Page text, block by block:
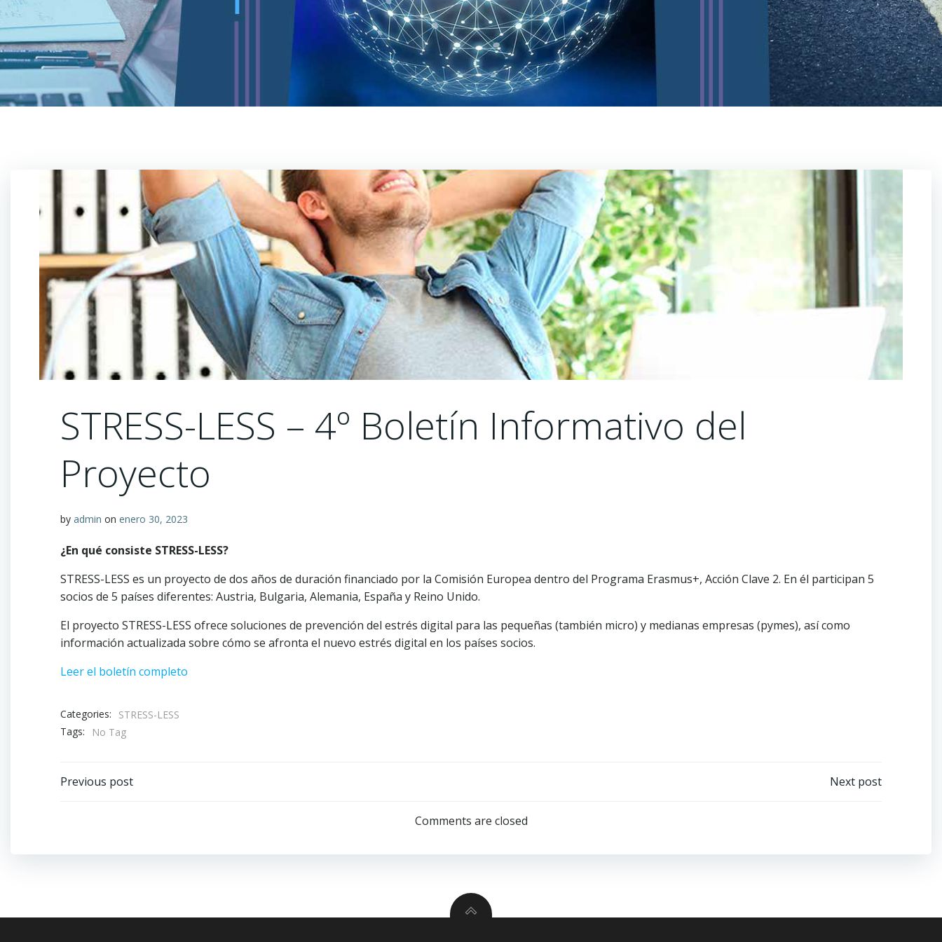
STRESS-LESS – 4º Boletín Informativo del
Proyecto
by admin on enero 30, 2023
¿En qué consiste STRESS-LESS?
STRESS-LESS es un proyecto de dos años de duración financiado por la Comisión Europea dentro del Programa Erasmus+, Acción Clave 2. En él participan 5
socios de 5 países diferentes: Austria, Bulgaria, Alemania, España y Reino Unido.
El proyecto STRESS-LESS ofrece soluciones de prevención del estrés digital para las pequeñas (también micro) y medianas empresas (pymes), así como
información actualizada sobre cómo se afronta el nuevo estrés digital en los países socios.
Leer el boletín completo
Categories:
STRESS-LESS
Tags:
No Tag
Post
Previous post
navigation
Next post
Comments are closed